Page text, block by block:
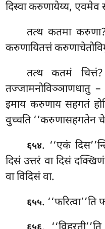
दिस्वा करुणायेय्य, एवमेव
तत्थ कतमा
करुणायितत्तं
तत्थ कतमं
तज्जामनोविञ्ञाणधातु –
इमाय करुणाय सहगतं
वुच्चति ‘‘करुणासहगतेन
६५४. ‘‘एकं
दिसं उत्तरं वा दिसं
वा विदिसं वा.
६५५. ‘‘फरित्वा’’ति